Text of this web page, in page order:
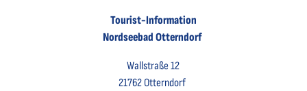
Tourist-Information
Nordseebad Otterndorf
Wallstraße 12
21762 Otterndorf